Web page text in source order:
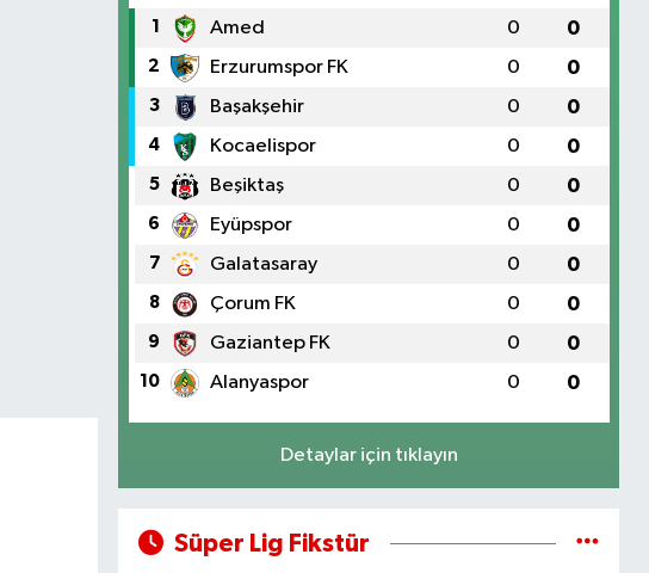
1 Amed 0 0
2 Erzurumspor FK 0 0
3 Başakşehir 0 0
4 Kocaelispor 0 0
5 Beşiktaş 0 0
6 Eyüpspor 0 0
7 Galatasaray 0 0
8 Çorum FK 0 0
9 Gaziantep FK 0 0
10 Alanyaspor 0 0
Detaylar için tıklayın
Süper Lig Fikstür